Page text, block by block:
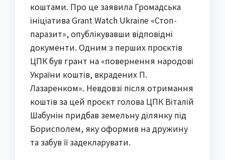
коштами. Про це заявила Громадська
ініціатива Grant Watch Ukraine «Стоп-
паразит», опублікувавши відповідні
документи. Одним з перших проєктів
ЦПК був грант на «повернення народові
України коштів, вкрадених П.
Лазаренком». Невдовзі після отримання
коштів за цей проєкт голова ЦПК Віталій
Шабунін придбав земельну ділянку під
Борисполем, яку оформив на дружину
та забув її задекларувати.